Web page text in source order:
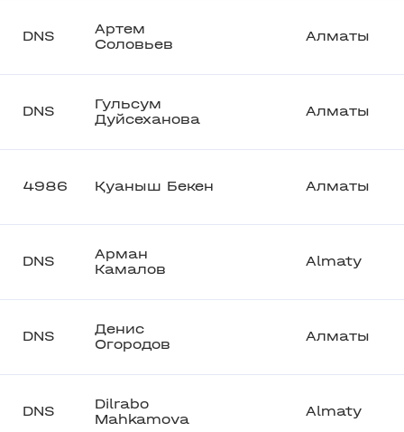
DNS
Артем
Соловьев
Алматы
DNS
Гульсум
Дуйсеханова
Алматы
4986 Қуаныш Бекен Алматы
DNS
Арман
Камалов
Almaty
DNS
Денис
Огородов
Алматы
DNS
Dilrabo
Mahkamova
Almaty